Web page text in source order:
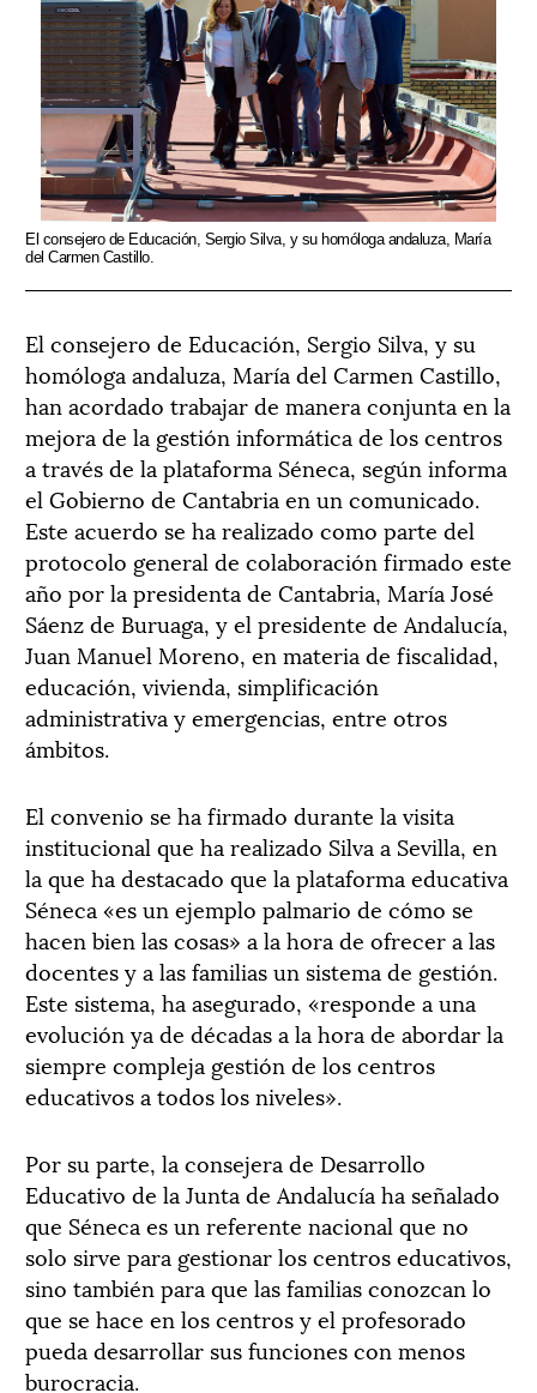
El consejero de Educación, Sergio Silva, y su homóloga andaluza, María
del Carmen Castillo.
El consejero de Educación, Sergio Silva, y su
homóloga andaluza, María del Carmen Castillo,
han acordado trabajar de manera conjunta en la
mejora de la gestión informática de los centros
a través de la plataforma Séneca, según informa
el Gobierno de Cantabria en un comunicado.
Este acuerdo se ha realizado como parte del
protocolo general de colaboración firmado este
año por la presidenta de Cantabria, María José
Sáenz de Buruaga, y el presidente de Andalucía,
Juan Manuel Moreno, en materia de fiscalidad,
educación, vivienda, simplificación
administrativa y emergencias, entre otros
ámbitos.
El convenio se ha firmado durante la visita
institucional que ha realizado Silva a Sevilla, en
la que ha destacado que la plataforma educativa
Séneca «es un ejemplo palmario de cómo se
hacen bien las cosas» a la hora de ofrecer a las
docentes y a las familias un sistema de gestión.
Este sistema, ha asegurado, «responde a una
evolución ya de décadas a la hora de abordar la
siempre compleja gestión de los centros
educativos a todos los niveles».
Por su parte, la consejera de Desarrollo
Educativo de la Junta de Andalucía ha señalado
que Séneca es un referente nacional que no
solo sirve para gestionar los centros educativos,
sino también para que las familias conozcan lo
que se hace en los centros y el profesorado
pueda desarrollar sus funciones con menos
burocracia.